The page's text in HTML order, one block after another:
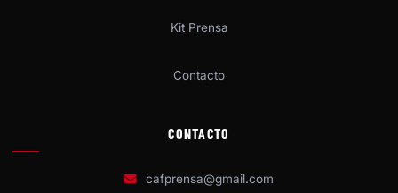
Kit Prensa
Contacto
CONTACTO
cafprensa@gmail.com